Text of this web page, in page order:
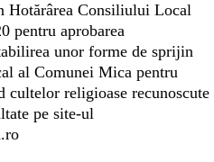
Hotărârea Consiliului Local
pentru aprobarea
unor forme de sprijin
al Comunei Mica pentru
cultelor religioase recunoscute
pe site-ul